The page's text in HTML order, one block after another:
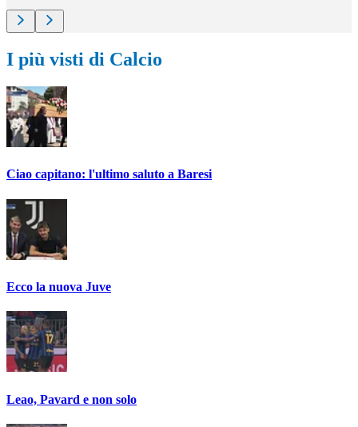
I più visti di Calcio
Ciao capitano: l'ultimo saluto a Baresi
Ecco la nuova Juve
Leao, Pavard e non solo